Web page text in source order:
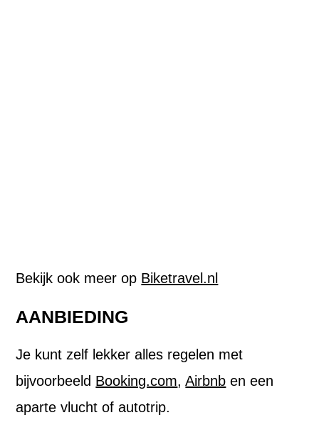
Bekijk ook meer op Biketravel.nl
AANBIEDING
Je kunt zelf lekker alles regelen met
bijvoorbeeld Booking.com,Airbnb en een
aparte vlucht of autotrip.